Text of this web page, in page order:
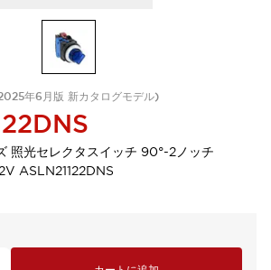
年6月版 新カタログモデル)
照光セレクタスイッチ 90°-2ノッチ
ASLN21122DNS